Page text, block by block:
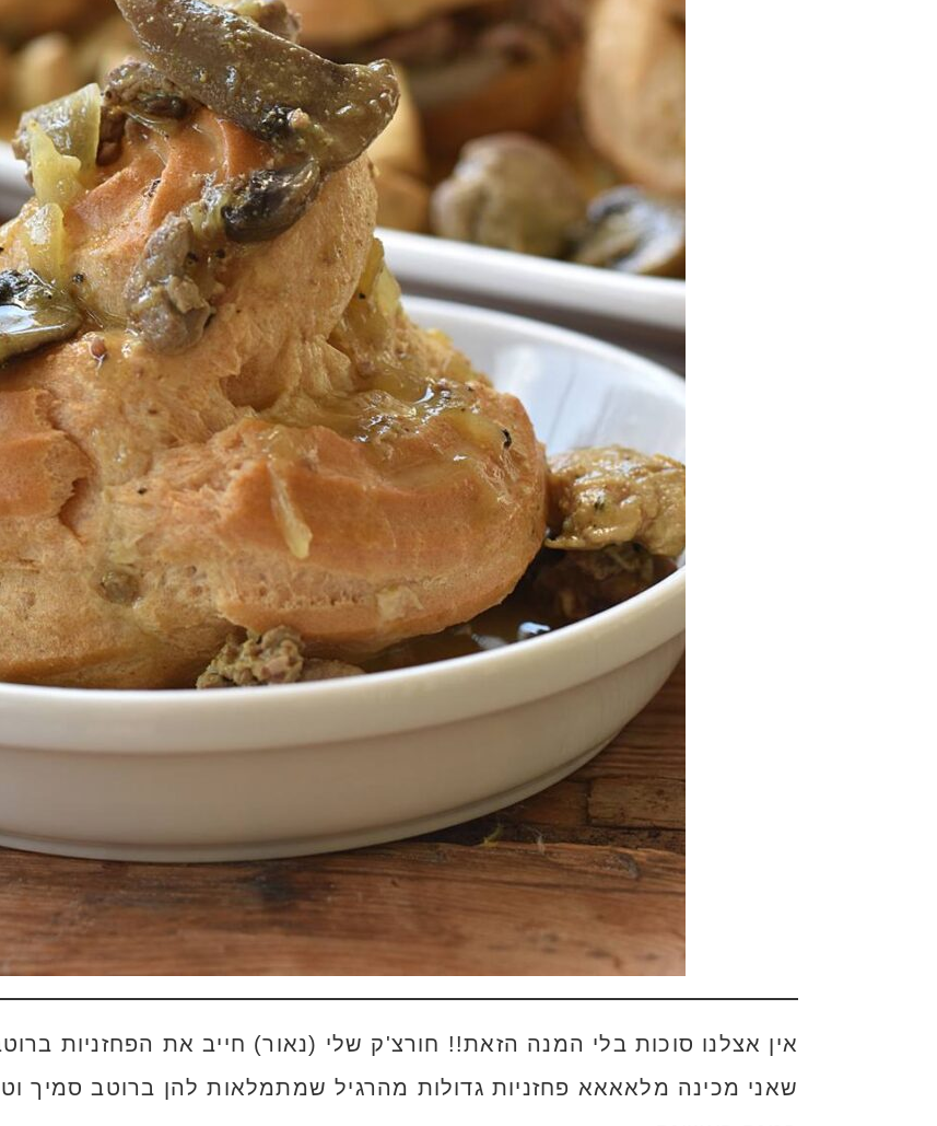
אין אצלנו סוכות בלי המנה הזאת!! חורצ'ק שלי (נאור) חייב את הפחזניות
שאני מכינה מלאאאא פחזניות גדולות מהרגיל שמתמלאות להן ברוטב סמיך